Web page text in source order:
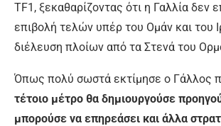
TF1, ξεκαθαρίζοντας ότι η Γαλλία δεν
επιβολή τελών υπέρ του Ομάν και του
διέλευση πλοίων από τα Στενά του
Όπως πολύ σωστά εκτίμησε ο Γάλλος
τέτοιο μέτρο θα δημιουργούσε
μπορούσε να επηρεάσει και άλλα